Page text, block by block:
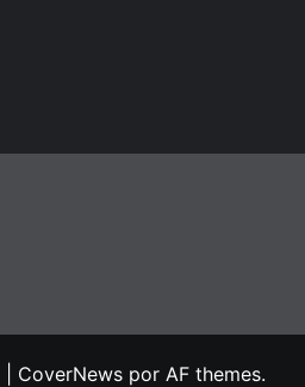
CoverNews por AF themes.